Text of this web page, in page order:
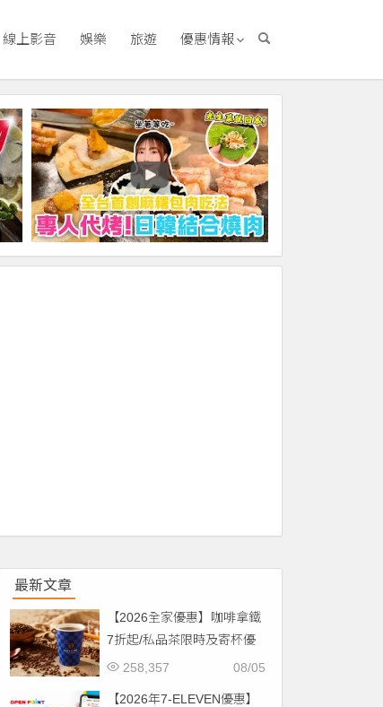
線上影音 娛樂 旅遊 優惠情報
最新文章
【2026全家優惠】咖啡拿鐵
7折起/私品茶限時及寄杯優
惠！價格/菜單一起看
08/05
258,357
【2026年7-ELEVEN優惠】